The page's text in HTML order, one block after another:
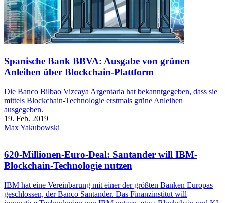
Spanische Bank BBVA: Ausgabe von grünen
Anleihen über Blockchain-Plattform
Die Banco Bilbao Vizcaya Argentaria hat bekanntgegeben, dass sie
mittels Blockchain-Technologie erstmals grüne Anleihen
ausgegeben.
19. Feb. 2019
Max Yakubowski
620-Millionen-Euro-Deal: Santander will IBM-
Blockchain-Technologie nutzen
IBM hat eine Vereinbarung mit einer der größten Banken Europas
geschlossen, der Banco Santander. Das Finanzinstitut will